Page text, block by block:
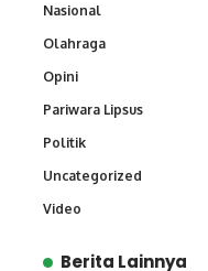
Nasional
Olahraga
Opini
Pariwara Lipsus
Politik
Uncategorized
Video
Berita Lainnya